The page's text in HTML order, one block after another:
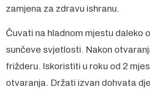
zamjena za zdravu ishranu.
Čuvati na hladnom mjestu daleko
sunčeve svjetlosti. Nakon
frižderu. Iskoristiti u roku od 2
otvaranja. Držati izvan dohvata